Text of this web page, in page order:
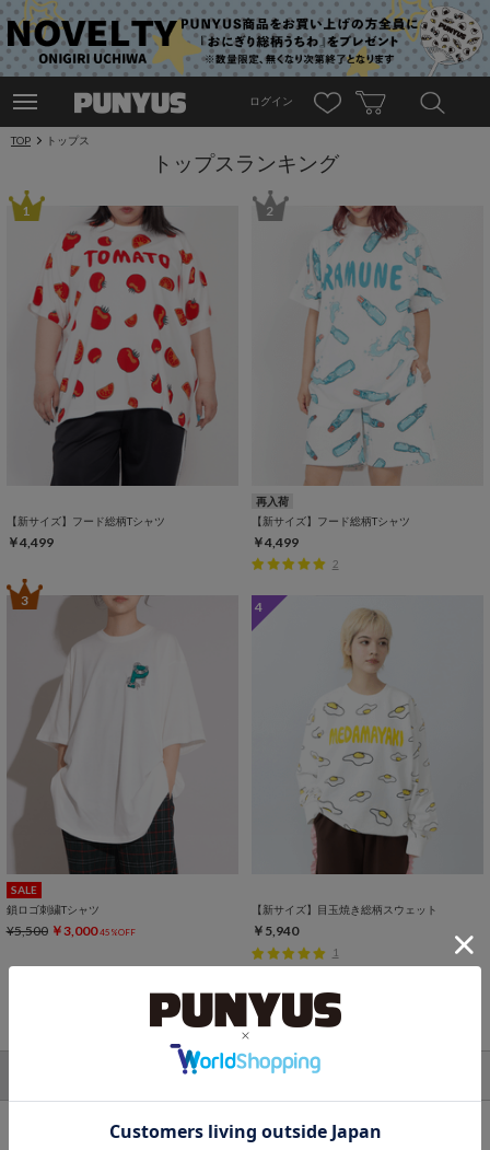
ログイン
TOP トップス
トップスランキング
1
【新サイズ】フード総柄Tシャツ
￥4,499
2
再入荷
【新サイズ】フード総柄Tシャツ
￥4,499
2
3
SALE
鎖ロゴ刺繍Tシャツ
¥5,500 ￥3,000 45%OFF
4
【新サイズ】目玉焼き総柄スウェット
￥5,940
1
検索結果
トップス
対象アイテム：0件